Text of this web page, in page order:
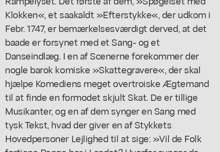
Klokken«, et saakaldt »Efterstykke«, der udkom i
Febr. 1747, er bemærkelsesværdigt derved, at det
baade er forsynet med et Sang- og et
Danseindlæg. I en af Scenerne forekommer der
nogle barok komiske »Skattegravere«, der skal
hjælpe Komediens meget overtroiske Ægtemand
til at finde en formodet skjult Skat. De er tillige
Musikanter, og en af dem synger en Sang med
tysk Tekst, hvad der giver en af Stykkets
Hovedpersoner Lejlighed til at sige: »Vil de Folk